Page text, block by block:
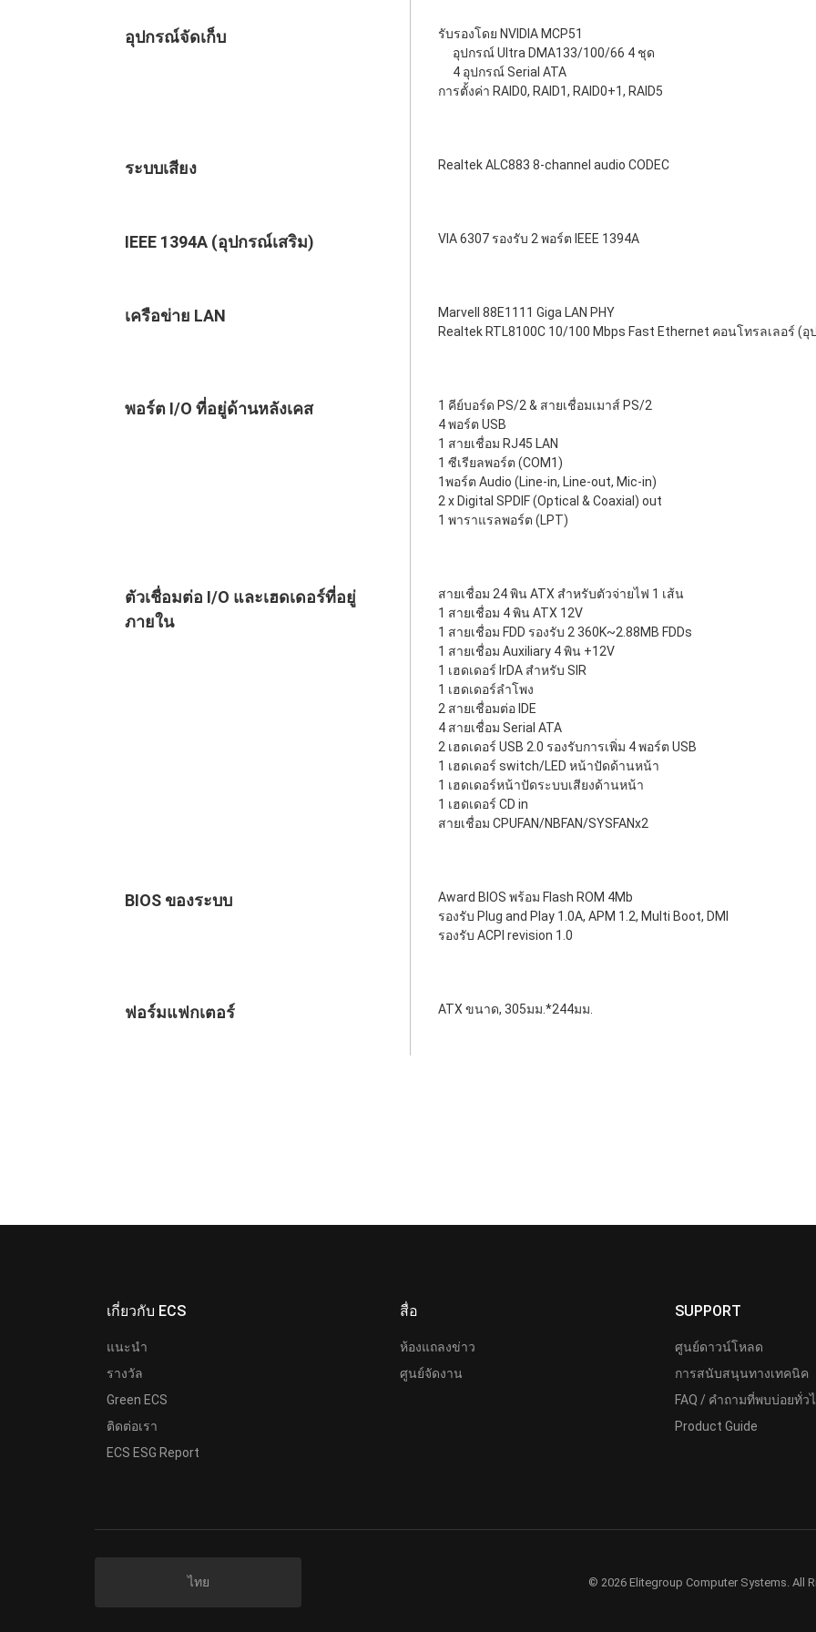
อุปกรณ์จัดเก็บ
รับรองโดย NVIDIA MCP51
อุปกรณ์ Ultra DMA133/100/66 4 ชุด
4 อุปกรณ์ Serial ATA
การตั้งค่า RAID0, RAID1, RAID0+1, RAID5
ระบบเสียง Realtek ALC883 8-channel audio CODEC
IEEE 1394A (อุปกรณ์เสริม) VIA 6307 รองรับ 2 พอร์ต IEEE 1394A
เครือข่าย LAN
Marvell 88E1111 Giga LAN PHY
Realtek RTL8100C 10/100 Mbps Fast Ethernet คอนโทรลเลอร์ (
พอร์ต I/O ที่อยู่ด้านหลังเคส
1 คีย์บอร์ด PS/2 & สายเชื่อมเมาส์ PS/2
4 พอร์ต USB
1 สายเชื่อม RJ45 LAN
1 ซีเรียลพอร์ต (COM1)
1พอร์ต Audio (Line-in, Line-out, Mic-in)
2 x Digital SPDIF (Optical & Coaxial) out
1 พาราแรลพอร์ต (LPT)
ตัวเชื่อมต่อ I/O และเฮดเดอร์ที่อยู่
ภายใน
สายเชื่อม 24 พิน ATX สำหรับตัวจ่ายไฟ 1 เส้น
1 สายเชื่อม 4 พิน ATX 12V
1 สายเชื่อม FDD รองรับ 2 360K~2.88MB FDDs
1 สายเชื่อม Auxiliary 4 พิน +12V
1 เฮดเดอร์ IrDA สำหรับ SIR
1 เฮดเดอร์ลำโพง
2 สายเชื่อมต่อ IDE
4 สายเชื่อม Serial ATA
2 เฮดเดอร์ USB 2.0 รองรับการเพิ่ม 4 พอร์ต USB
1 เฮดเดอร์ switch/LED หน้าปัดด้านหน้า
1 เฮดเดอร์หน้าปัดระบบเสียงด้านหน้า
1 เฮดเดอร์ CD in
สายเชื่อม CPUFAN/NBFAN/SYSFANx2
BIOS ของระบบ
Award BIOS พร้อม Flash ROM 4Mb
รองรับ Plug and Play 1.0A, APM 1.2, Multi Boot, DMI
รองรับ ACPI revision 1.0
ฟอร์มแฟกเตอร์ ATX ขนาด, 305มม.*244มม.
เกี่ยวกับ ECS
แนะนำ
รางวัล
Green ECS
ติดต่อเรา
ECS ESG Report
สื่อ
ห้องแถลงข่าว
ศูนย์จัดงาน
SUPPORT
ศูนย์ดาวน์โหลด
การสนับสนุนทางเทคนิค
FAQ / คำถามที่พบบ่อยทั่ว
Product Guide
ไทย © 2026 Elitegroup Computer Systems. All